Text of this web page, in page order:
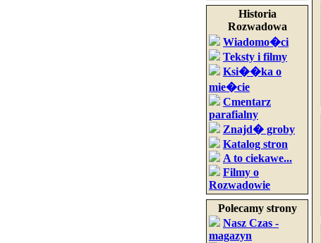
Historia
Rozwadowa
Wiadomo�ci
Teksty i filmy
Ksi��ka o
mie�cie
Cmentarz
parafialny
Znajd� groby
Katalog stron
A to ciekawe...
Filmy o
Rozwadowie
Polecamy strony
Nasz Czas -
magazyn